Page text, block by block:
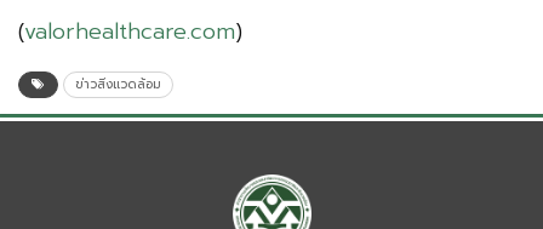
(valorhealthcare.com)
ข่าวสิ่งแวดล้อม